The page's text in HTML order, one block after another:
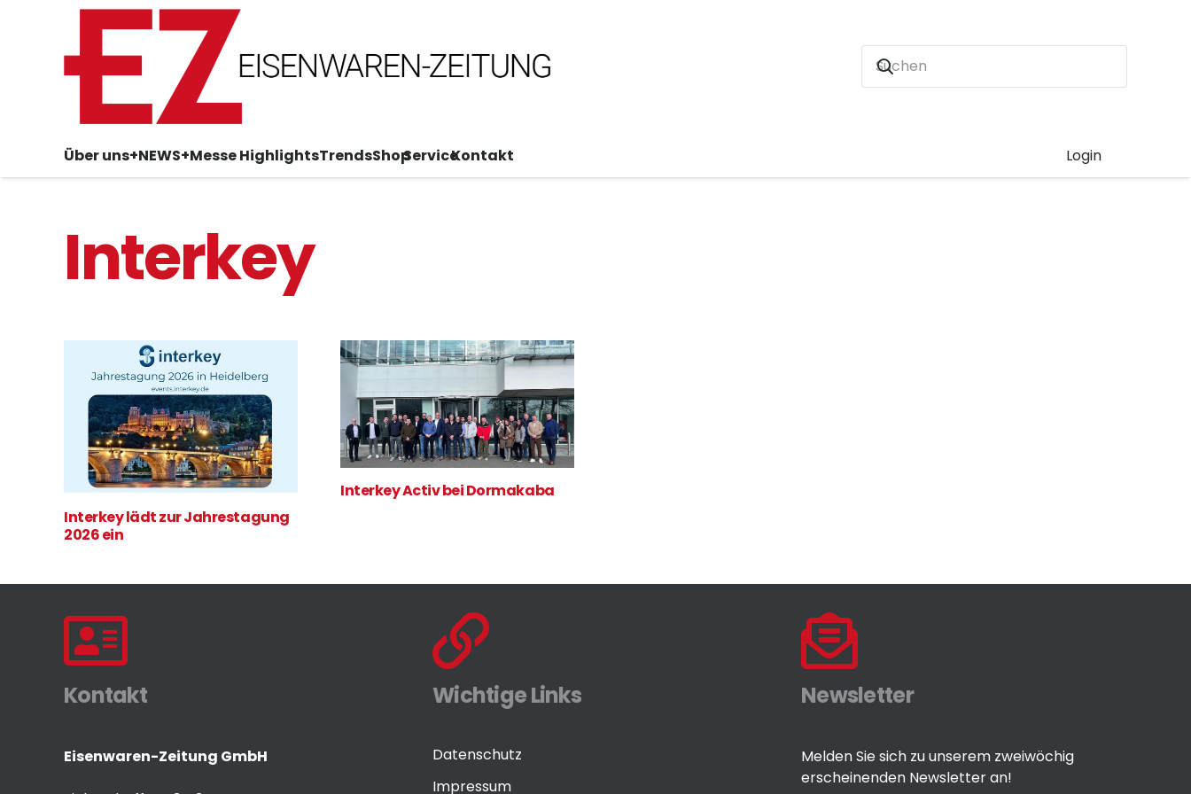
Über uns+NEWS+Messe HighlightsTrendsShopServiceKontakt Login
Interkey
Interkey lädt zur Jahrestagung
2026 ein
Interkey Activ bei Dormakaba
Kontakt
Eisenwaren-Zeitung GmbH
Wichtige Links
Datenschutz
Impressum
Newsletter
Melden Sie sich zu unserem zweiwöchig
erscheinenden Newsletter an!